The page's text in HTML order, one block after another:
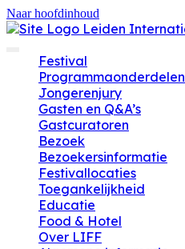
Naar hoofdinhoud
Festival
Programmaonderdelen
Jongerenjury
Gasten en Q&A’s
Gastcuratoren
Bezoek
Bezoekersinformatie
Festivallocaties
Toegankelijkheid
Educatie
Food & Hotel
Over LIFF